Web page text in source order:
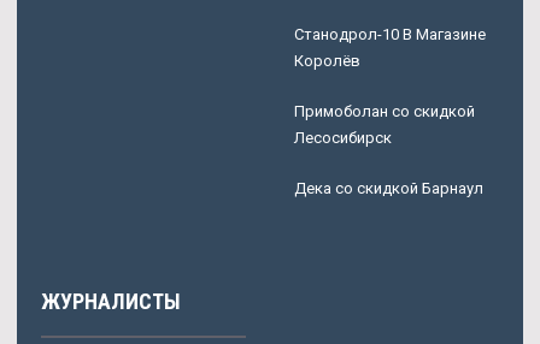
Станодрол-10 В Магазине
Королёв
Примоболан со скидкой
Лесосибирск
Дека со скидкой Барнаул
ЖУРНАЛИСТЫ